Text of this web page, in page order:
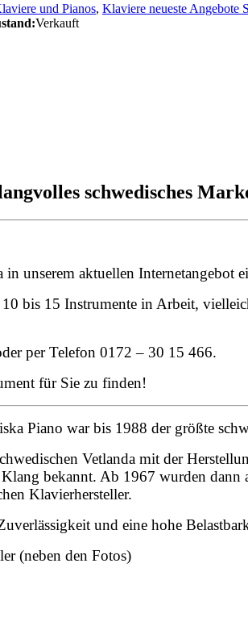
und Pianos, Klaviere neueste Angebote
Verkauft
schwedisches
unserem aktuellen Internetangebot
bis 15 Instrumente in Arbeit,
per Telefon 0172 – 30 15 466.
für Sie zu finden!
Piano war bis 1988 der größte
Vetlanda mit der
bekannt. Ab 1967 wurden
Klavierhersteller.
und eine hohe
(neben den Fotos)